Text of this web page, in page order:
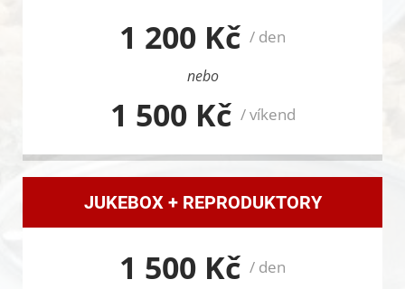
1 200 Kč / den
nebo
1 500 Kč / víkend
JUKEBOX + REPRODUKTORY
1 500 Kč / den